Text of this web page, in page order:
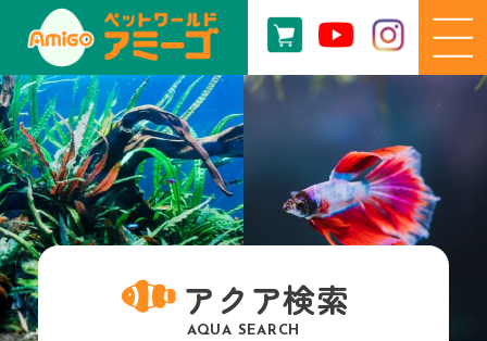
アクア検索
AQUA SEARCH